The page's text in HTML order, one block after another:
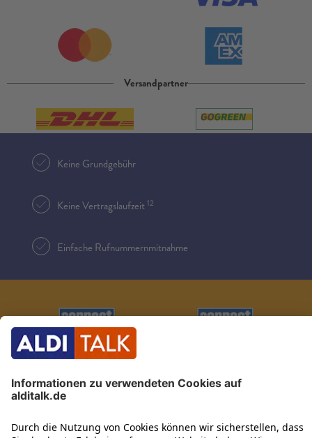
Versandpartner
Keine Grundgebühr
Keine Vertragslaufzeit12
Einfache Rufnummernmitnahme